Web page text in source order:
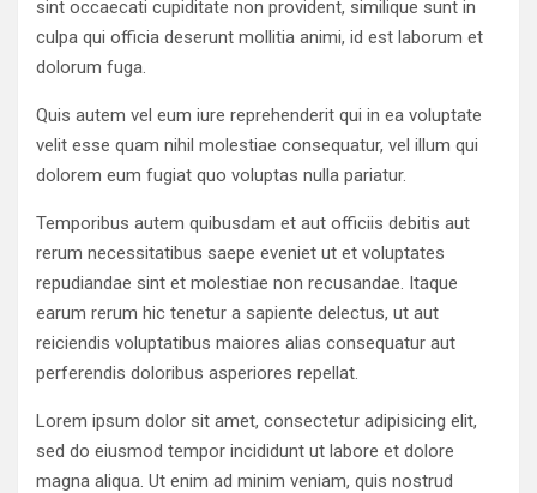
sint occaecati cupiditate non provident, similique sunt in
culpa qui officia deserunt mollitia animi, id est laborum et
dolorum fuga.
Quis autem vel eum iure reprehenderit qui in ea voluptate
velit esse quam nihil molestiae consequatur, vel illum qui
dolorem eum fugiat quo voluptas nulla pariatur.
Temporibus autem quibusdam et aut officiis debitis aut
rerum necessitatibus saepe eveniet ut et voluptates
repudiandae sint et molestiae non recusandae. Itaque
earum rerum hic tenetur a sapiente delectus, ut aut
reiciendis voluptatibus maiores alias consequatur aut
perferendis doloribus asperiores repellat.
Lorem ipsum dolor sit amet, consectetur adipisicing elit,
sed do eiusmod tempor incididunt ut labore et dolore
magna aliqua. Ut enim ad minim veniam, quis nostrud